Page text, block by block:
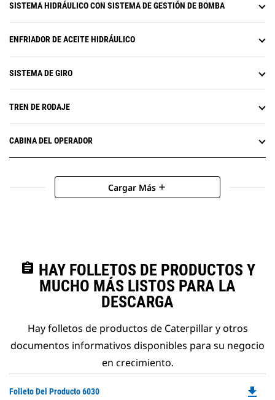
SISTEMA HIDRÁULICO CON SISTEMA DE GESTIÓN DE BOMBA
ENFRIADOR DE ACEITE HIDRÁULICO
SISTEMA DE GIRO
TREN DE RODAJE
CABINA DEL OPERADOR
Cargar Más add
assignment HAY FOLLETOS DE PRODUCTOS Y
MUCHO MÁS LISTOS PARA LA
DESCARGA
Hay folletos de productos de Caterpillar y otros
documentos informativos disponibles para su negocio
en crecimiento.
Folleto Del Producto 6030 file_download